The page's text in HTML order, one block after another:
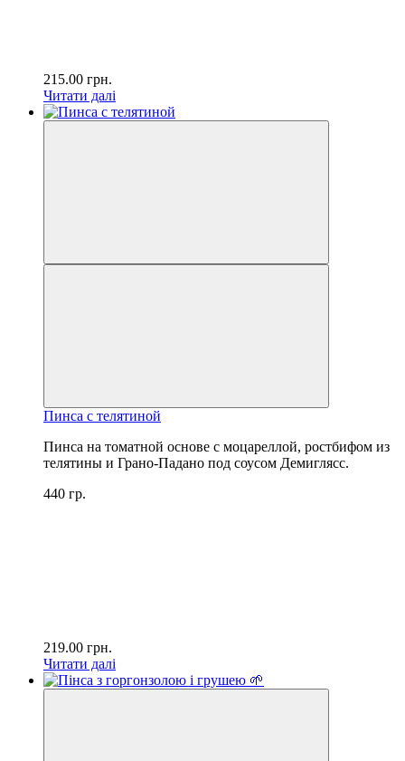
215.00 грн.
Читати далі
Пинса с телятиной
Пинса на томатной основе с моцареллой, ростбифом из
телятины и Грано-Падано под соусом Демиглясс.
440 гр.
219.00 грн.
Читати далі